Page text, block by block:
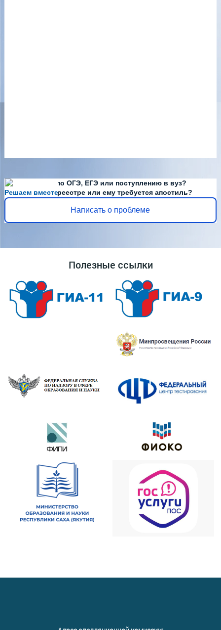
Решаем вместе
Есть вопросы по ОГЭ, ЕГЭ или поступлению в вуз?
Диплома нет в реестре или ему требуется апостиль?
Написать о проблеме
Полезные ссылки